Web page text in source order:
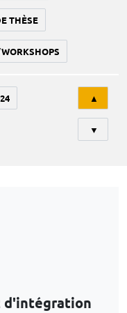
THÈSE
▲
▼
d'intégration